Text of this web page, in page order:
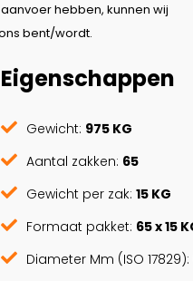
hebben, kunnen wij
bent/wordt.
Eigenschappen
Gewicht: 975 KG
Aantal zakken: 65
Gewicht per zak: 15 KG
Formaat pakket: 65 x 15
Diameter Mm (ISO 17829):